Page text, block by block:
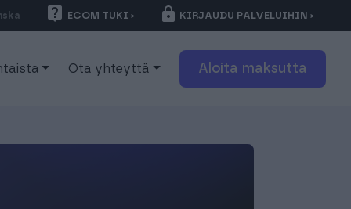
ECOM TUKI › KIRJAUDU PALVELUIHIN ›
Ota yhteyttä Aloita maksutta